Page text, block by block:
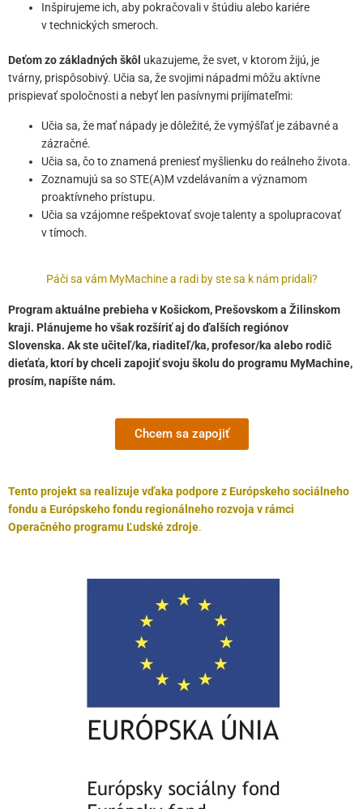
Inšpirujeme ich, aby pokračovali v štúdiu alebo kariére
v technických smeroch.
Deťom zo základných škôl ukazujeme, že svet, v ktorom žijú, je
tvárny, prispôsobivý. Učia sa, že svojimi nápadmi môžu aktívne
prispievať spoločnosti a nebyť len pasívnymi prijímateľmi:
Učia sa, že mať nápady je dôležité, že vymýšľať je zábavné a
zázračné.
Učia sa, čo to znamená preniesť myšlienku do reálneho života.
Zoznamujú sa so STE(A)M vzdelávaním a významom
proaktívneho prístupu.
Učia sa vzájomne rešpektovať svoje talenty a spolupracovať
v tímoch.
Páči sa vám MyMachine a radi by ste sa k nám pridali?
Program aktuálne prebieha v Košickom, Prešovskom a Žilinskom
kraji. Plánujeme ho však rozšíriť aj do ďalších regiónov
Slovenska. Ak ste učiteľ/ka, riaditeľ/ka, profesor/ka alebo rodič
dieťaťa, ktorí by chceli zapojiť svoju školu do programu MyMachine,
prosím, napíšte nám.
Chcem sa zapojiť
Tento projekt sa realizuje vďaka podpore z Európskeho sociálneho
fondu a Európskeho fondu regionálneho rozvoja v rámci
Operačného programu Ľudské zdroje.